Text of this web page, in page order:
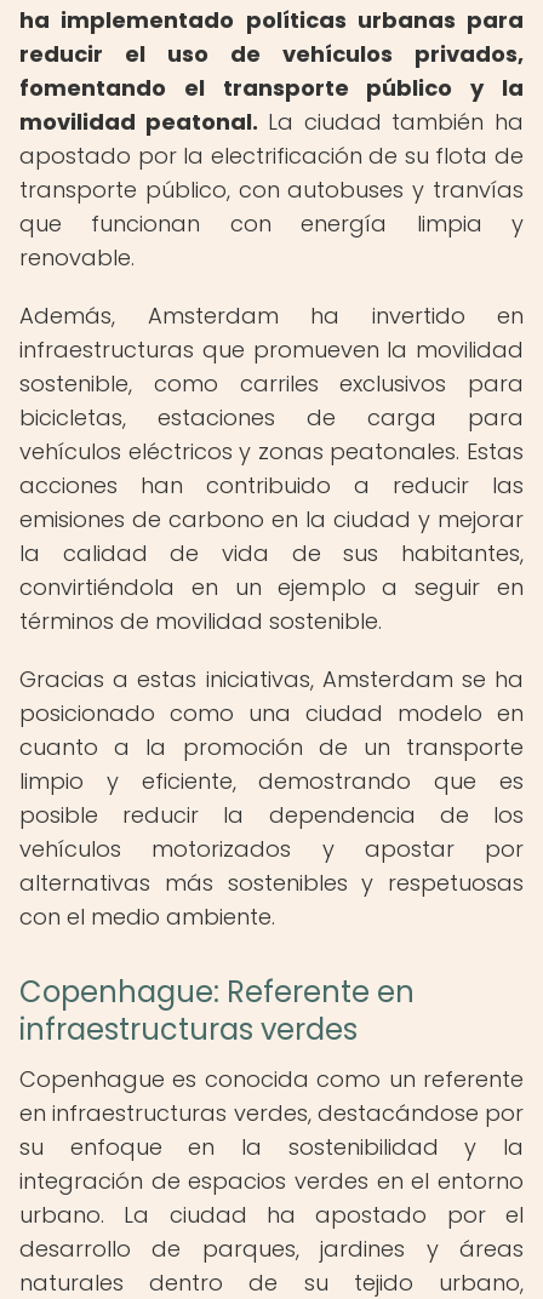
ha implementado políticas urbanas para
reducir el uso de vehículos privados,
fomentando el transporte público y la
movilidad peatonal. La ciudad también ha
apostado por la electrificación de su flota de
transporte público, con autobuses y tranvías
que funcionan con energía limpia y
renovable.
Además, Amsterdam ha invertido en
infraestructuras que promueven la movilidad
sostenible, como carriles exclusivos para
bicicletas, estaciones de carga para
vehículos eléctricos y zonas peatonales. Estas
acciones han contribuido a reducir las
emisiones de carbono en la ciudad y mejorar
la calidad de vida de sus habitantes,
convirtiéndola en un ejemplo a seguir en
términos de movilidad sostenible.
Gracias a estas iniciativas, Amsterdam se ha
posicionado como una ciudad modelo en
cuanto a la promoción de un transporte
limpio y eficiente, demostrando que es
posible reducir la dependencia de los
vehículos motorizados y apostar por
alternativas más sostenibles y respetuosas
con el medio ambiente.
Copenhague: Referente en
infraestructuras verdes
Copenhague es conocida como un referente
en infraestructuras verdes, destacándose por
su enfoque en la sostenibilidad y la
integración de espacios verdes en el entorno
urbano. La ciudad ha apostado por el
desarrollo de parques, jardines y áreas
naturales dentro de su tejido urbano,